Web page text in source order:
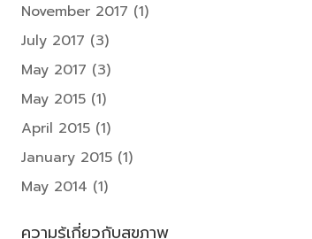
November 2017 (1)
July 2017 (3)
May 2017 (3)
May 2015 (1)
April 2015 (1)
January 2015 (1)
May 2014 (1)
ความรู้เกี่ยวกับสุขภาพ